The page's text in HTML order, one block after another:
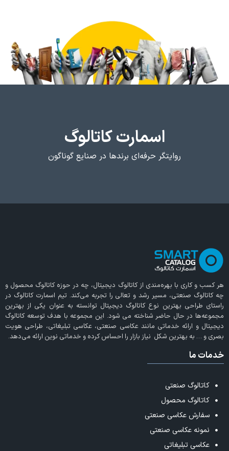
اسمارت کاتالوگ
روایتگر حرفه‌ای برندها در صنایع گوناگون
هر کسب و کاری با بهره‌مندی ازکاتالوگ دیجیتال، چه در حوزه کاتالوگ محصول و
چه کاتالوگ صنعتی، مسیر رشد و تعالی را تجربه می‌کند. تیم اسمارت کاتالوگ در
راستای طراحی بهترین نوع کاتالوگ دیجیتال توانسته به عنوان یکی از بهترین
مجموعه‌ها در حال حاضر شناخته می‌ شود. این مجموعه با هدف توسعه کاتالوگ
دیجیتال و ارائه خدماتی مانند عکاسی صنعتی، عکاسی تبلیغاتی، طراحی هویت
بصری و … به بهترین شکل نیاز بازار را احساس کرده و خدماتی نوین ارائه می‌دهد.
خدمات ما
کاتالوگ صنعتی
کاتالوگ محصول
سفارش عکاسی صنعتی
نمونه عکاسی صنعتی
عکاسی تبلیغاتی